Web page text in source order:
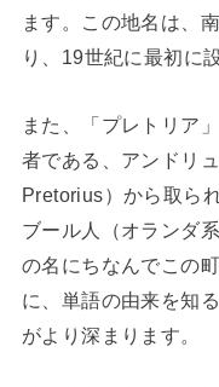
ます。この地名は、
り、19世紀に最初に
また、「プレトリア
者である、アンドリ
Pretorius）から取ら
ブール人（オランダ
の名にちなんでこの
に、単語の由来を知
がより深まります。